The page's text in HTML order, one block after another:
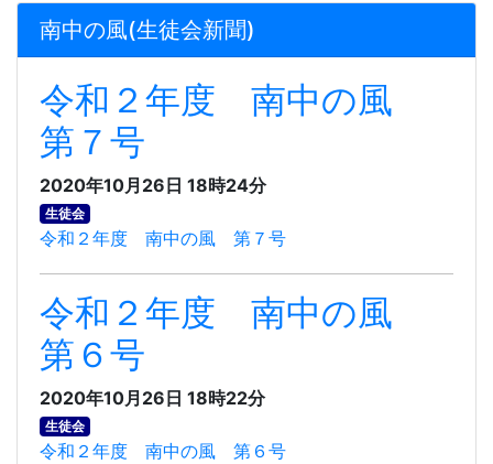
南中の風(生徒会新聞)
令和２年度 南中の風
第７号
2020年10月26日 18時24分
生徒会
令和２年度 南中の風 第７号
令和２年度 南中の風
第６号
2020年10月26日 18時22分
生徒会
令和２年度 南中の風 第６号